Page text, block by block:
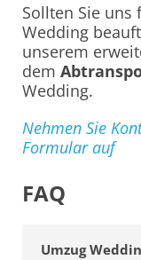
Sollten Sie uns
Wedding
unserem
dem
Wedding.
Nehmen Sie
Formular auf
FAQ
Umzug